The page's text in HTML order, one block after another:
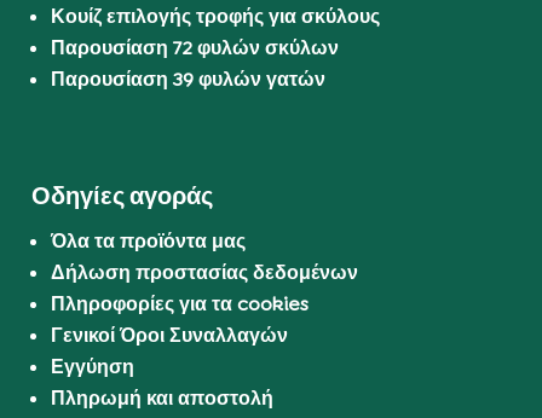
Κουίζ επιλογής τροφής για σκύλους
Παρουσίαση 72 φυλών σκύλων
Παρουσίαση 39 φυλών γατών
Οδηγίες αγοράς
Όλα τα προϊόντα μας
Δήλωση προστασίας δεδομένων
Πληροφορίες για τα cookies
Γενικοί Όροι Συναλλαγών
Εγγύηση
Πληρωμή και αποστολή